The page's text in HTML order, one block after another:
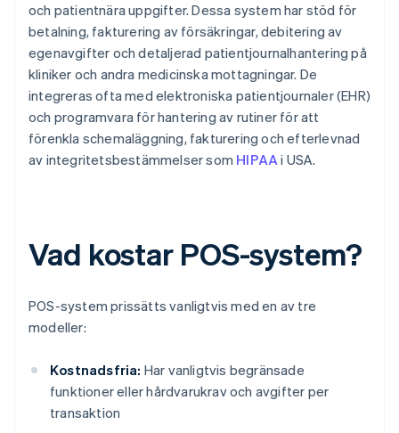
och patientnära uppgifter. Dessa system har stöd för
betalning, fakturering av försäkringar, debitering av
egenavgifter och detaljerad patientjournalhantering på
kliniker och andra medicinska mottagningar. De
integreras ofta med elektroniska patientjournaler (EHR)
och programvara för hantering av rutiner för att
förenkla schemaläggning, fakturering och efterlevnad
av integritetsbestämmelser som HIPAAi USA.
Vad kostar POS-system?
POS-system prissätts vanligtvis med en av tre
modeller:
Kostnadsfria: Har vanligtvis begränsade
funktioner eller hårdvarukrav och avgifter per
transaktion